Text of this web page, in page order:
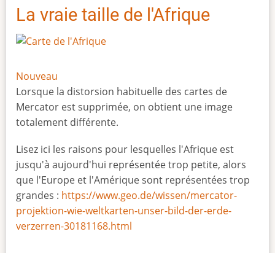
La vraie taille de l'Afrique
Nouveau
Lorsque la distorsion habituelle des cartes de
Mercator est supprimée, on obtient une image
totalement différente.
Lisez ici les raisons pour lesquelles l'Afrique est
jusqu'à aujourd'hui représentée trop petite, alors
que l'Europe et l'Amérique sont représentées trop
grandes : https://www.geo.de/wissen/mercator-
projektion-wie-weltkarten-unser-bild-der-erde-
verzerren-30181168.html